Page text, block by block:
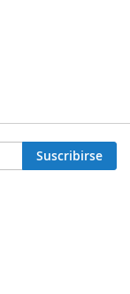
Suscribirse